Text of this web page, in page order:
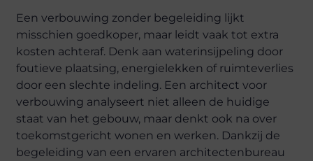
Een verbouwing zonder begeleiding lijkt
misschien goedkoper, maar leidt vaak tot extra
kosten achteraf. Denk aan waterinsijpeling door
foutieve plaatsing, energielekken of ruimteverlies
door een slechte indeling. Een architect voor
verbouwing analyseert niet alleen de huidige
staat van het gebouw, maar denkt ook na over
toekomstgericht wonen en werken. Dankzij de
begeleiding van een ervaren architectenbureau